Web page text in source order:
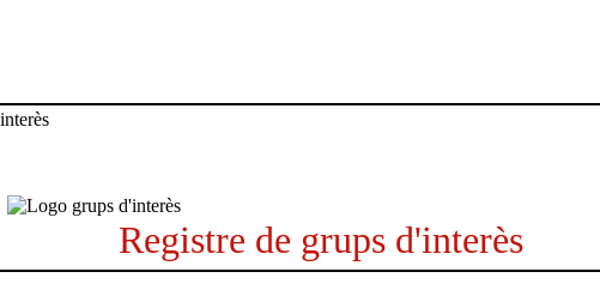
Registre de grups d'interès